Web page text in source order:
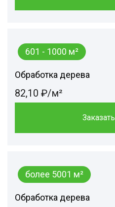
601 - 1000 м²
Обработка дерева
82,10 ₽/м²
Заказать
более 5001 м²
Обработка дерева